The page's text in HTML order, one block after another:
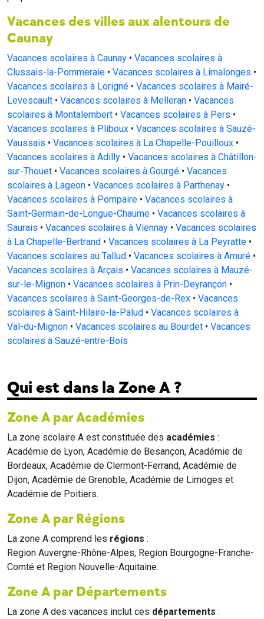
Vacances des villes aux alentours de
Caunay
Vacances scolaires à Caunay • Vacances scolaires à
Clussais-la-Pommeraie • Vacances scolaires à Limalonges •
Vacances scolaires à Lorigné • Vacances scolaires à Mairé-
Levescault • Vacances scolaires à Melleran • Vacances
scolaires à Montalembert • Vacances scolaires à Pers •
Vacances scolaires à Pliboux • Vacances scolaires à Sauzé-
Vaussais • Vacances scolaires à La Chapelle-Pouilloux •
Vacances scolaires à Adilly • Vacances scolaires à Châtillon-
sur-Thouet • Vacances scolaires à Gourgé • Vacances
scolaires à Lageon • Vacances scolaires à Parthenay •
Vacances scolaires à Pompaire • Vacances scolaires à
Saint-Germain-de-Longue-Chaume • Vacances scolaires à
Saurais • Vacances scolaires à Viennay • Vacances scolaires
à La Chapelle-Bertrand • Vacances scolaires à La Peyratte •
Vacances scolaires au Tallud • Vacances scolaires à Amuré •
Vacances scolaires à Arçais • Vacances scolaires à Mauzé-
sur-le-Mignon • Vacances scolaires à Prin-Deyrançon •
Vacances scolaires à Saint-Georges-de-Rex • Vacances
scolaires à Saint-Hilaire-la-Palud • Vacances scolaires à
Val-du-Mignon • Vacances scolaires au Bourdet • Vacances
scolaires à Sauzé-entre-Bois
Qui est dans la Zone A ?
Zone A par Académies
La zone scolaire A est constituée des académies :
Académie de Lyon, Académie de Besançon, Académie de
Bordeaux, Académie de Clermont-Ferrand, Académie de
Dijon, Académie de Grenoble, Académie de Limoges et
Académie de Poitiers.
Zone A par Régions
La zone A comprend les régions :
Region Auvergne-Rhône-Alpes, Region Bourgogne-Franche-
Comté et Region Nouvelle-Aquitaine.
Zone A par Départements
La zone A des vacances inclut ces départements :